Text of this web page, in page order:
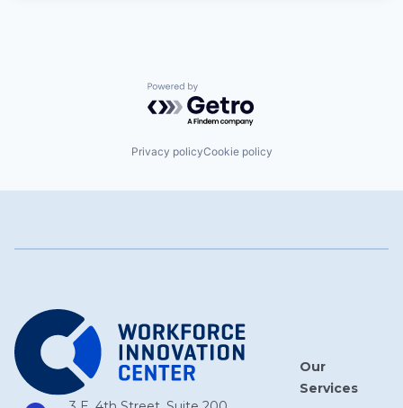
Powered by Getro.com
Privacy policyCookie policy
Our
Services